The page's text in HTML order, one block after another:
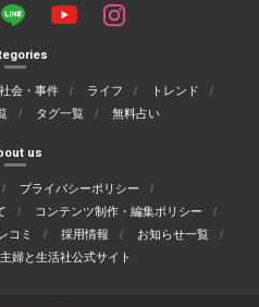
社会・事件 ライフ
トレンド
タグ一覧 無料占い
us
プライバシーポリシー
コンテンツ制作・編集ポリシー
コミ 採用情報
お知らせ一覧
主婦と生活社公式サイト